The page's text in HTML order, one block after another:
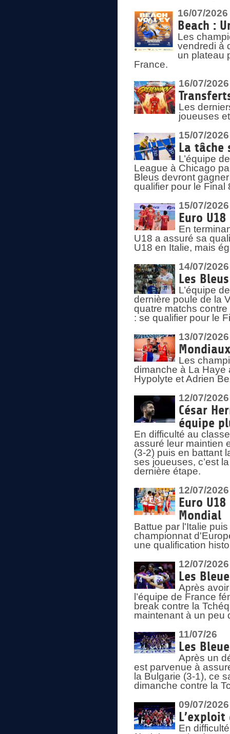
16/07/2026
Beach :
Les
vendredi à
un plateau
France.
16/07/2026
Les
joueuses
15/07/2026
La tâche
L’équipe
League à Chicago
Bleus devront
qualifier pour le Final
15/07/2026
Euro
En
U18 a assuré sa
U18 en Italie, mais
14/07/2026
Les
L’équipe
dernière poule de la
quatre matchs
: se qualifier pour le
13/07/2026
Les
dimanche à La Haye
Hypolyte et Adrien
12/07/2026
César
équipe
En difficulté au
assuré leur maintien
(3-2) puis en battant
ses joueuses, c’est
dernière étape.
12/07/2026
Euro
Mondial
Battue par l'Italie
championnat
une qualification
12/07/2026
Les
Après
l’équipe de France
break contre la
maintenant à un peu
11/07/26
Les
Après un
est parvenue à
la Bulgarie (3-1), ce
dimanche contre la
09/07/2026
En